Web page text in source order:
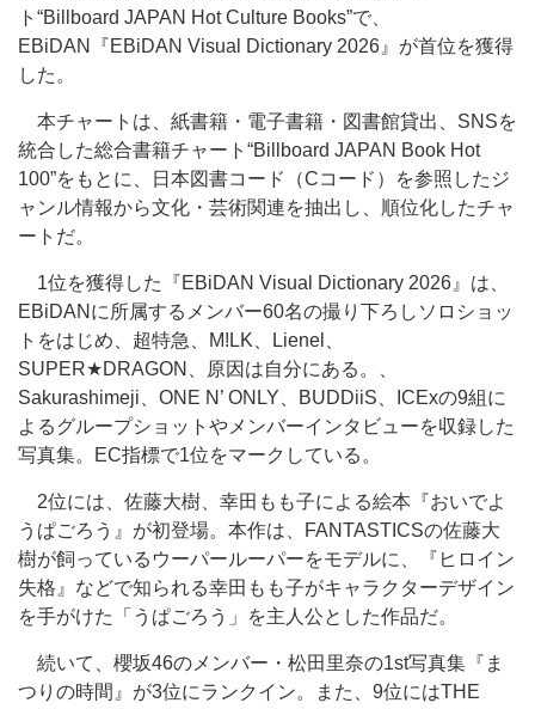
ト“Billboard JAPAN Hot Culture Books”で、
EBiDAN『EBiDAN Visual Dictionary 2026』が首位を獲得
した。
本チャートは、紙書籍・電子書籍・図書館貸出、SNSを
統合した総合書籍チャート“Billboard JAPAN Book Hot
100”をもとに、日本図書コード（Cコード）を参照したジ
ャンル情報から文化・芸術関連を抽出し、順位化したチャ
ートだ。
1位を獲得した『EBiDAN Visual Dictionary 2026』は、
EBiDANに所属するメンバー60名の撮り下ろしソロショッ
トをはじめ、超特急、M!LK、Lienel、
SUPER★DRAGON、原因は自分にある。、
Sakurashimeji、ONE N’ ONLY、BUDDiiS、ICExの9組に
よるグループショットやメンバーインタビューを収録した
写真集。EC指標で1位をマークしている。
2位には、佐藤大樹、幸田もも子による絵本『おいでよ
うぱごろう』が初登場。本作は、FANTASTICSの佐藤大
樹が飼っているウーパールーパーをモデルに、『ヒロイン
失格』などで知られる幸田もも子がキャラクターデザイン
を手がけた「うぱごろう」を主人公とした作品だ。
続いて、櫻坂46のメンバー・松田里奈の1st写真集『ま
つりの時間』が3位にランクイン。また、9位にはTHE